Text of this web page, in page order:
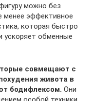
можно без
менее эффективное
которая быстро
ускоряет обменные
совмещают с
живота в
бодифлексом. Они